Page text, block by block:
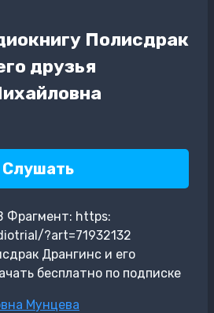
Полисдрак
друзья
Слушать
Фрагмент: https:
?art=71932132
Дрангинс и его
бесплатно по подписке
Мунцева